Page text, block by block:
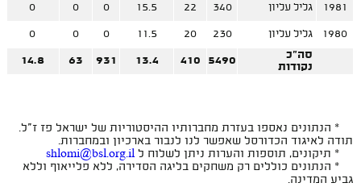
1981 גליל עליון 340
22
15.5
0
0
0
1980 גליל עליון 230
20
11.5
0
0
0
סה"כ
נקודות
5490
410
13.4
931
63
14.8
* הנתונים נאספו בעזרת מחברותיו ההיסטוריות של ישראל פז ז"ל.
תודה לאיגוד הכדורסל שאפשר לנו לנבור בארכיון ובמחברות.
* תיקונים, תוספות והערות ניתן לשלוח ל shlomi@bsl.org.il
* הנתונים כוללים רק משחקים בליגה הסדירה, ללא פלייאוף וללא
גביע המדינה.